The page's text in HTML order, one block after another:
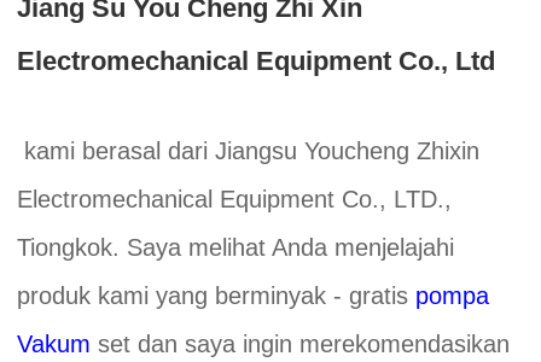
Jiang Su You Cheng Zhi Xin
Electromechanical Equipment Co., Ltd
kami berasal dari Jiangsu Youcheng Zhixin
Electromechanical Equipment Co., LTD.,
Tiongkok. Saya melihat Anda menjelajahi
produk kami yang berminyak - gratis pompa
Vakum set dan saya ingin merekomendasikan